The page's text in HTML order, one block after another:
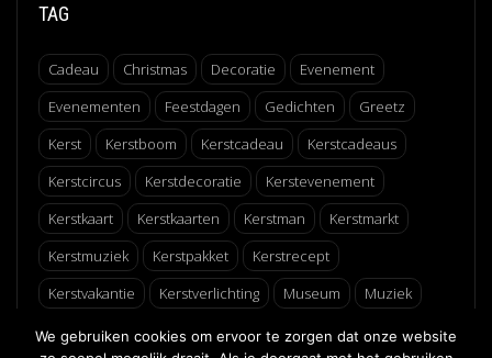
TAG
Cadeau Christmas Decoratie
Evenement
Evenementen
Feestdagen Gedichten
Greetz
Kerst
Kerstboom Kerstcadeau
Kerstcadeaus
Kerstcircus
Kerstdecoratie
Kerstevenement
Kerstkaart
Kerstkaarten Kerstman
Kerstmarkt
Kerstmuziek
Kerstpakket
Kerstrecept
Kerstvakantie
Kerstverlichting Museum
Muziek
Recept
Schaatsen Winter Winterfair
We gebruiken cookies om ervoor te zorgen dat onze website